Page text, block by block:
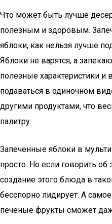
Что может быть лучше
полезным и здоровым.
яблоки, как нельзя лучше
Яблоки не варятся, а
полезные характеристики
подаваться в одиночном
другими продуктами, что
палитру.
Запеченные яблоки в
просто. Но если говорить
создание этого блюда в
бесспорно лидирует. А
печеные фрукты сможет